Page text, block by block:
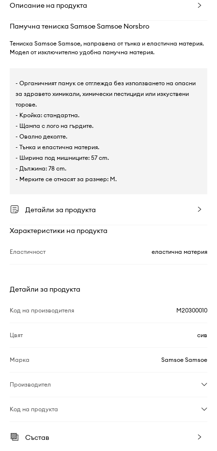
Описание на продукта
Памучна тениска Samsoe Samsoe Norsbro
Тениска Samsoe Samsoe, направена от тънка и еластична материя.
Модел от изключително удобна памучна материя.
- Органичният памук се отглежда без използването на опасни
за здравето химикали, химически пестициди или изкуствени
торове.
- Кройка: стандартна.
- Щампа с лого на гърдите.
- Овално деколте.
- Тънка и еластична материя.
- Ширина под мишниците: 57 cm.
- Дължина: 78 cm.
- Мерките се отнасят за размер: M.
Детайли за продукта
Характеристики на продукта
Еластичност еластична материя
Детайли за продукта
Код на производителя M20300010
Цвят сив
Марка Samsoe Samsoe
Производител
Код на продукта
Състав